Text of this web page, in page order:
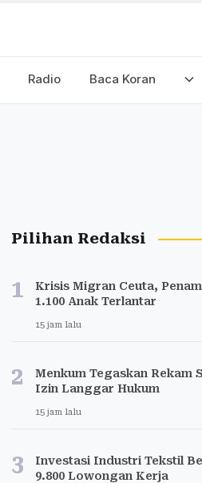
Radio Baca Koran
Pilihan Redaksi
1
Krisis Migran Ceuta,
1.100 Anak Terlantar
15 jam lalu
2
Menkum Tegaskan Rekam
Izin Langgar Hukum
15 jam lalu
3
Investasi Industri Tekstil
9.800 Lowongan Kerja